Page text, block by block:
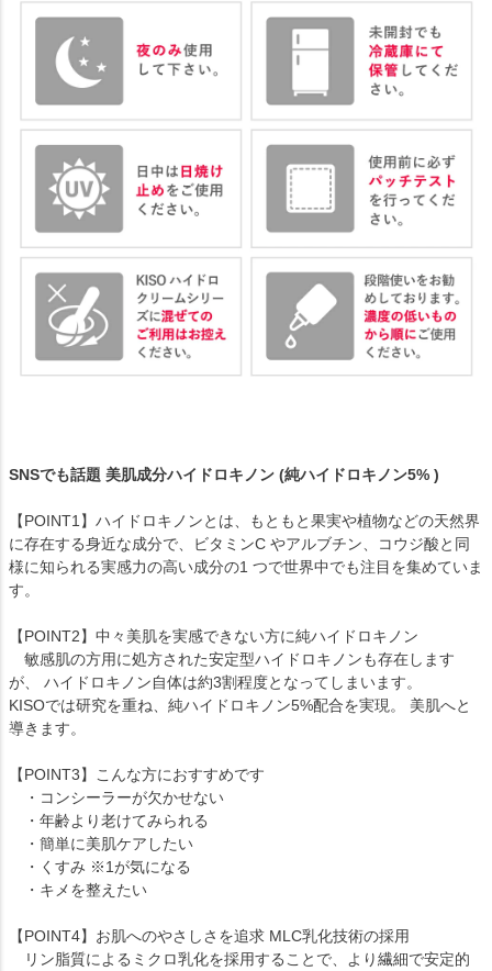
SNSでも話題 美肌成分ハイドロキノン (純ハイドロキノン5% )
【POINT1】ハイドロキノンとは、もともと果実や植物などの天然界
に存在する身近な成分で、ビタミンC やアルブチン、コウジ酸と同
様に知られる実感力の高い成分の1 つで世界中でも注目を集めていま
す。
【POINT2】中々美肌を実感できない方に純ハイドロキノン
敏感肌の方用に処方された安定型ハイドロキノンも存在します
が、 ハイドロキノン自体は約3割程度となってしまいます。
KISOでは研究を重ね、純ハイドロキノン5%配合を実現。 美肌へと
導きます。
【POINT3】こんな方におすすめです
・コンシーラーが欠かせない
・年齢より老けてみられる
・簡単に美肌ケアしたい
・くすみ ※1が気になる
・キメを整えたい
【POINT4】お肌へのやさしさを追求 MLC乳化技術の採用
リン脂質によるミクロ乳化を採用することで、より繊細で安定的